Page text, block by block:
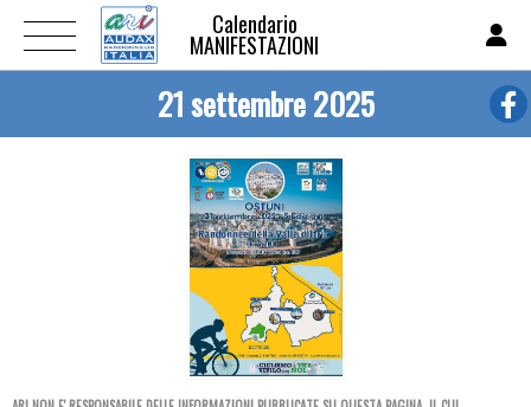
Calendario
MANIFESTAZIONI
21 settembre 2025